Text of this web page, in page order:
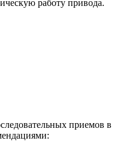
работу привода.
приемов в